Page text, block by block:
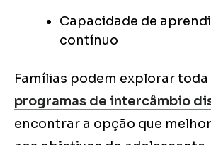
Capacidade de
contínuo
Famílias podem explorar toda
programas de intercâmbio
encontrar a opção que